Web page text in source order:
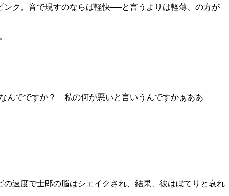
ク。音で現すのならば軽快──と言うよりは軽薄、の方が
んでですか？ 私の何が悪いと言いうんですかぁああ
速度で士郎の脳はシェイクされ、結果、彼はぼてりと哀れ